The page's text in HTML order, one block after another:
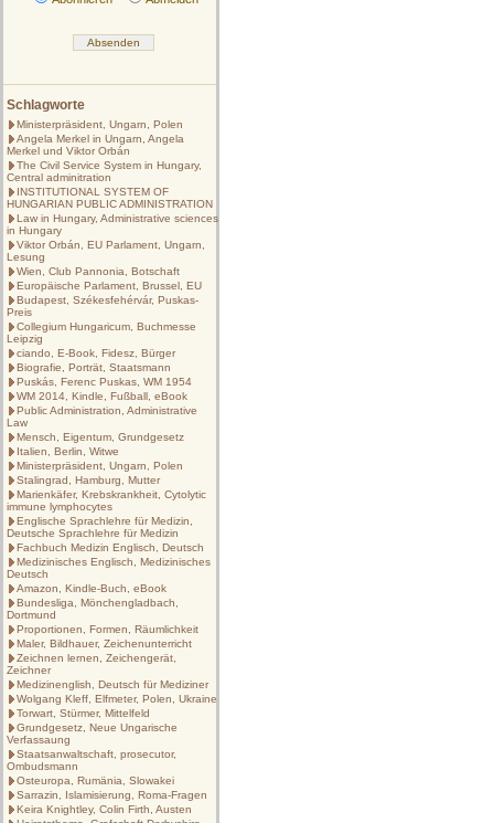
Schlagworte
Ministerpräsident, Ungarn, Polen
Angela Merkel in Ungarn, Angela
Merkel und Viktor Orbán
The Civil Service System in Hungary,
Central adminitration
INSTITUTIONAL SYSTEM OF
HUNGARIAN PUBLIC ADMINISTRATION
Law in Hungary, Administrative sciences
in Hungary
Viktor Orbán, EU Parlament, Ungarn,
Lesung
Wien, Club Pannonia, Botschaft
Europäische Parlament, Brussel, EU
Budapest, Székesfehérvár, Puskas-
Preis
Collegium Hungaricum, Buchmesse
Leipzig
ciando, E-Book, Fidesz, Bürger
Biografie, Porträt, Staatsmann
Puskás, Ferenc Puskas, WM 1954
WM 2014, Kindle, Fußball, eBook
Public Administration, Administrative
Law
Mensch, Eigentum, Grundgesetz
Italien, Berlin, Witwe
Ministerpräsident, Ungarn, Polen
Stalingrad, Hamburg, Mutter
Marienkäfer, Krebskrankheit, Cytolytic
immune lymphocytes
Englische Sprachlehre für Medizin,
Deutsche Sprachlehre für Medizin
Fachbuch Medizin Englisch, Deutsch
Medizinisches Englisch, Medizinisches
Deutsch
Amazon, Kindle-Buch, eBook
Bundesliga, Mönchengladbach,
Dortmund
Proportionen, Formen, Räumlichkeit
Maler, Bildhauer, Zeichenunterricht
Zeichnen lernen, Zeichengerät,
Zeichner
Medizinenglish, Deutsch für Mediziner
Wolgang Kleff, Elfmeter, Polen, Ukraine
Torwart, Stürmer, Mittelfeld
Grundgesetz, Neue Ungarische
Verfassaung
Staatsanwaltschaft, prosecutor,
Ombudsmann
Osteuropa, Rumänia, Slowakei
Sarrazin, Islamisierung, Roma-Fragen
Keira Knightley, Colin Firth, Austen